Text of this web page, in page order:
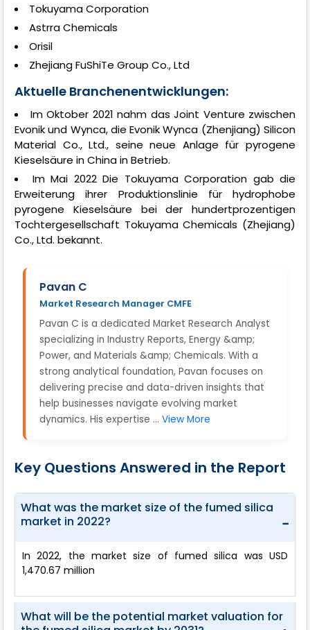
Tokuyama Corporation
Astrra Chemicals
Orisil
Zhejiang FuShiTe Group Co., Ltd
Aktuelle Branchenentwicklungen:
Im Oktober 2021 nahm das Joint Venture zwischen
Evonik und Wynca, die Evonik Wynca (Zhenjiang) Silicon
Material Co., Ltd., seine neue Anlage für pyrogene
Kieselsäure in China in Betrieb.
Im Mai 2022 Die Tokuyama Corporation gab die
Erweiterung ihrer Produktionslinie für hydrophobe
pyrogene Kieselsäure bei der hundertprozentigen
Tochtergesellschaft Tokuyama Chemicals (Zhejiang)
Co., Ltd. bekannt.
Pavan C
Market Research Manager CMFE
Pavan C is a dedicated Market Research Analyst
specializing in Industry Reports, Energy &amp;
Power, and Materials &amp; Chemicals. With a
strong analytical foundation, Pavan focuses on
delivering precise and data-driven insights that
help businesses navigate evolving market
dynamics. His expertise ... View More
Key Questions Answered in the Report
What was the market size of the fumed silica
market in 2022?
−
In 2022, the market size of fumed silica was USD
1,470.67 million
What will be the potential market valuation for